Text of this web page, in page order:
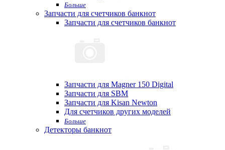
Больше
Запчасти для счетчиков банкнот
Запчасти для счетчиков банкнот
Запчасти для Magner 150 Digital
Запчасти для SBM
Запчасти для Kisan Newton
Для счетчиков других моделей
Больше
Детекторы банкнот